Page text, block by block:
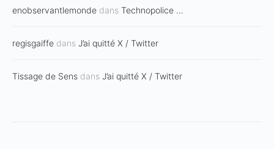
enobservantlemonde dans Technopolice …
regisgaiffe dans J’ai quitté X / Twitter
Tissage de Sens dans J’ai quitté X / Twitter